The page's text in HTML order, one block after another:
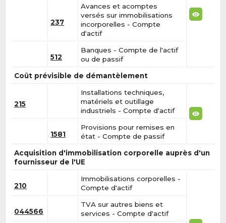
237
Avances et acomptes
versés sur immobilisations
incorporelles - Compte
d'actif
512
Banques - Compte de l'actif
ou de passif
Coût prévisible de démantèlement
215
Installations techniques,
matériels et outillage
industriels - Compte d'actif
1581
Provisions pour remises en
état - Compte de passif
Acquisition d'immobilisation corporelle auprès d'un
fournisseur de l'UE
210
Immobilisations corporelles -
Compte d'actif
044566
TVA sur autres biens et
services - Compte d'actif